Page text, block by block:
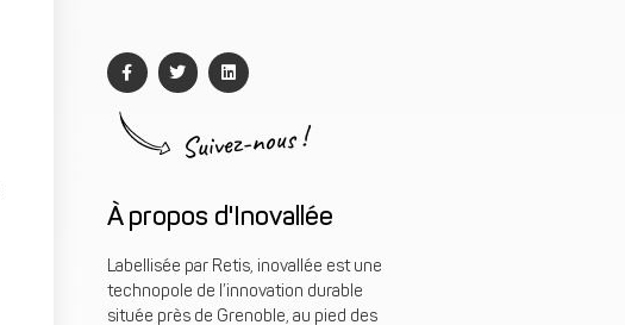
Suivez-nous !
À propos d'Inovallée
Labellisée par Retis, inovallée est une
technopole de l’innovation durable
située près de Grenoble, au pied des